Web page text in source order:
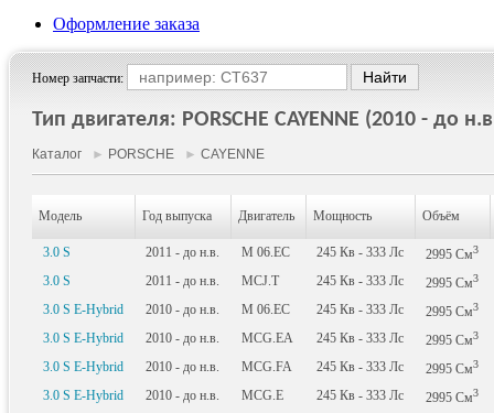
Оформление заказа
Номер запчасти:
Тип двигателя: PORSCHE CAYENNE (2010 - до
Каталог ► PORSCHE ► CAYENNE
Модель Год выпуска Двигатель Мощность Объём
3.0 S 2011 - до н.в. M 06.EC 245 Кв - 333 Лс 2995 См3
3.0 S 2011 - до н.в. MCJ.T 245 Кв - 333 Лс 2995 См3
3.0 S E-Hybrid 2010 - до н.в. M 06.EC 245 Кв - 333 Лс 2995 См3
3.0 S E-Hybrid 2010 - до н.в. MCG.EA 245 Кв - 333 Лс 2995 См3
3.0 S E-Hybrid 2010 - до н.в. MCG.FA 245 Кв - 333 Лс 2995 См3
3.0 S E-Hybrid 2010 - до н.в. MCG.E 245 Кв - 333 Лс 2995 См3